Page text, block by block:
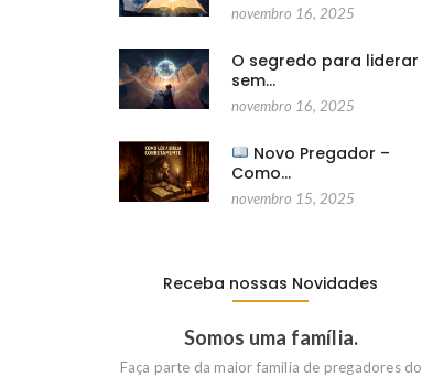
novembro 16, 2025
O segredo para liderar
sem…
novembro 16, 2025
Novo Pregador –
Como…
novembro 15, 2025
Receba nossas Novidades
Somos uma família.
Faça parte da maior familia de pregadores do